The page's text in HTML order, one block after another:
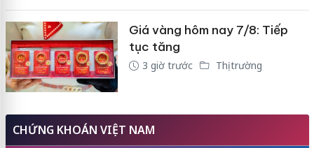
Giá vàng hôm nay 7/8: Tiếp
tục tăng
3 giờ trước Thị trường
CHỨNG KHOÁN VIỆT NAM